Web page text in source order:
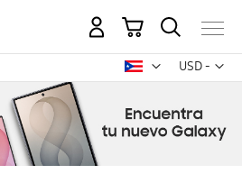
USD -
dólar
Mi carrito